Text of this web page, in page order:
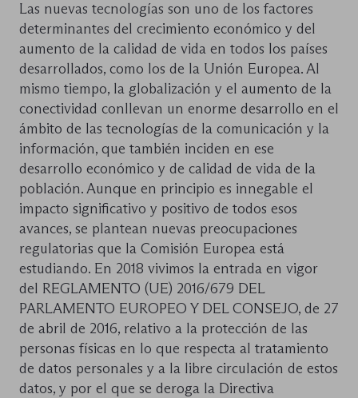
Las nuevas tecnologías son uno de los factores
determinantes del crecimiento económico y del
aumento de la calidad de vida en todos los países
desarrollados, como los de la Unión Europea. Al
mismo tiempo, la globalización y el aumento de la
conectividad conllevan un enorme desarrollo en el
ámbito de las tecnologías de la comunicación y la
información, que también inciden en ese
desarrollo económico y de calidad de vida de la
población. Aunque en principio es innegable el
impacto significativo y positivo de todos esos
avances, se plantean nuevas preocupaciones
regulatorias que la Comisión Europea está
estudiando. En 2018 vivimos la entrada en vigor
del REGLAMENTO (UE) 2016/679 DEL
PARLAMENTO EUROPEO Y DEL CONSEJO, de 27
de abril de 2016, relativo a la protección de las
personas físicas en lo que respecta al tratamiento
de datos personales y a la libre circulación de estos
datos, y por el que se deroga la Directiva